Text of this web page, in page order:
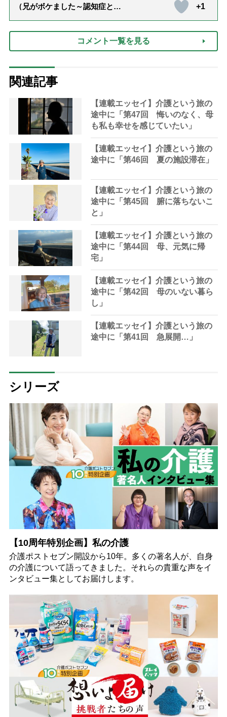
（兄がボケました～認知症と介
達』が届きました」）
+1
コメント一覧を見る
関連記事
【連載エッセイ】介護という旅の
途中に「第47回 悔いのなく、母
も私も幸せを感じていたい」
【連載エッセイ】介護という旅の
途中に「第46回 夏の施設滞在」
【連載エッセイ】介護という旅の
途中に「第45回 腑に落ちないこ
と」
【連載エッセイ】介護という旅の
途中に「第44回 母、元気に帰
宅」
【連載エッセイ】介護という旅の
途中に「第42回 母のいない暮ら
し」
【連載エッセイ】介護という旅の
途中に「第41回 急展開…」
シリーズ
【10周年特別企画】私の介護
介護ポストセブン開設から10年。多くの著名人が、自身
の介護について語ってきました。それらの貴重な声をイ
ンタビュー集としてお届けします。